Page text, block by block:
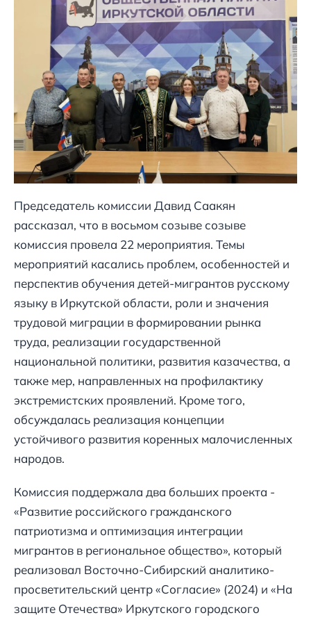
Председатель комиссии Давид Саакян
рассказал, что в восьмом созыве созыве
комиссия провела 22 мероприятия. Темы
мероприятий касались проблем, особенностей и
перспектив обучения детей-мигрантов русскому
языку в Иркутской области, роли и значения
трудовой миграции в формировании рынка
труда, реализации государственной
национальной политики, развития казачества, а
также мер, направленных на профилактику
экстремистских проявлений. Кроме того,
обсуждалась реализация концепции
устойчивого развития коренных малочисленных
народов.
Комиссия поддержала два больших проекта -
«Развитие российского гражданского
патриотизма и оптимизация интеграции
мигрантов в региональное общество», который
реализовал Восточно-Сибирский аналитико-
просветительский центр «Согласие» (2024) и «На
защите Отечества» Иркутского городского